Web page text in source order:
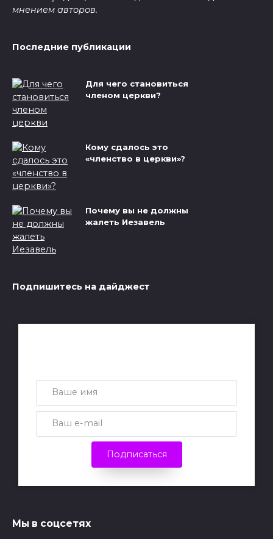
мнением авторов.
Последние публикации
Для чего становиться
членом церкви?
Кому сдалось это
«членство в церкви»?
Почему вы не должны
жалеть Иезавель
Подпишитесь на дайджест
Подписаться
Мы в соцсетях